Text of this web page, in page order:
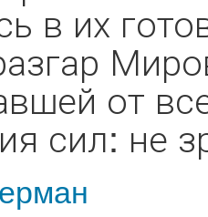
в их
от
сил: не